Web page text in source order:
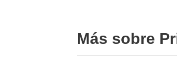
Más sobre